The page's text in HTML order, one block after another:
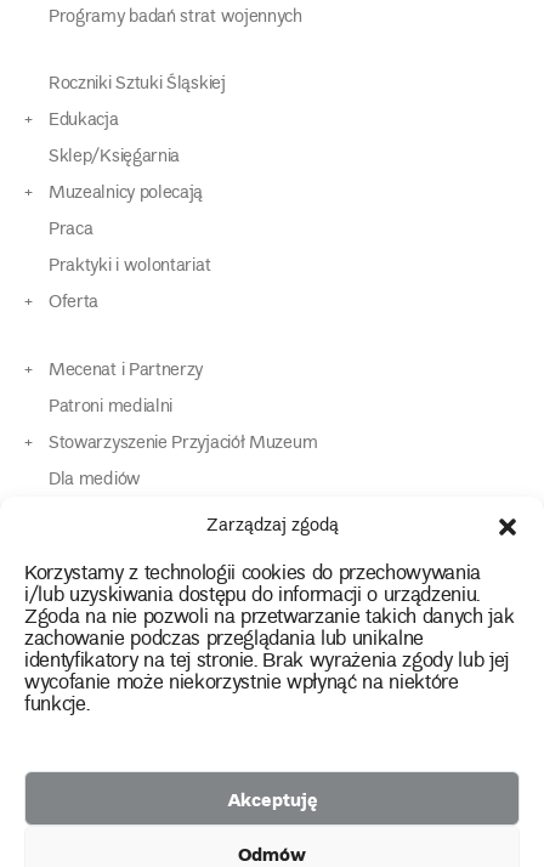
Zarządzaj zgodą
Korzystamy z technologii cookies do przechowywania
i/lub uzyskiwania dostępu do informacji o urządzeniu.
Zgoda na nie pozwoli na przetwarzanie takich danych jak
zachowanie podczas przeglądania lub unikalne
identyfikatory na tej stronie. Brak wyrażenia zgody lub jej
wycofanie może niekorzystnie wpłynąć na niektóre
funkcje.
Akceptuję
Odmów
Programy badań strat wojennych
Roczniki Sztuki Śląskiej
Edukacja
Sklep/Księgarnia
Muzealnicy polecają
Praca
Praktyki i wolontariat
Oferta
Mecenat i Partnerzy
Patroni medialni
Stowarzyszenie Przyjaciół Muzeum
Dla mediów
Dla osób o specjalnych potrzebach
Kontakt
instagram
twitterfacebookyoutube
tiktok
2026 Copyright by Muzeum Narodowe we Wrocławiu
Polityka prywatności
Facebookfacebook